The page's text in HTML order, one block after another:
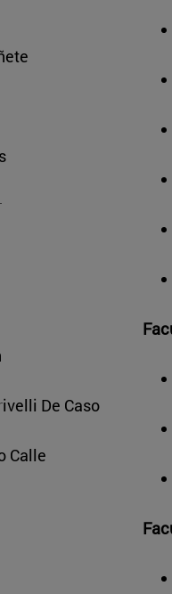
De Caso
Calle